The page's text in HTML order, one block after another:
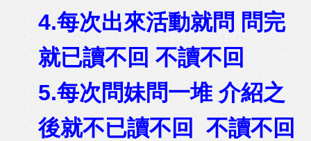
4.每次出來活動就問 問完
就已讀不回 不讀不回
5.每次問妹問一堆 介紹之
後就不已讀不回 不讀不回